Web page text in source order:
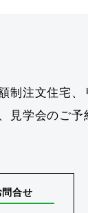
制注文住宅
見学会のご予
問合せ